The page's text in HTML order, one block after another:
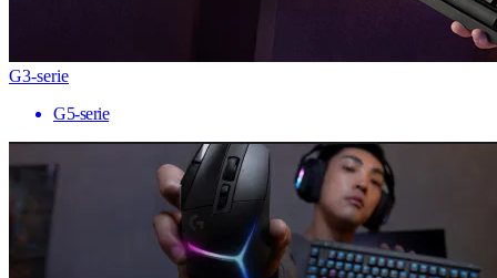
G3-serie
G5-serie